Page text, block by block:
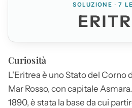
SOLUZIONE · 7
Curiosità
L'Eritrea è uno Stato del Corno
Mar Rosso, con capitale
1890, è stata la base da cui